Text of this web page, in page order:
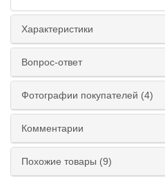
Подъемный механизм:
Да Нет
Характеристики
Вопрос-ответ
Фотографии покупателей (4)
Комментарии
Похожие товары (9)